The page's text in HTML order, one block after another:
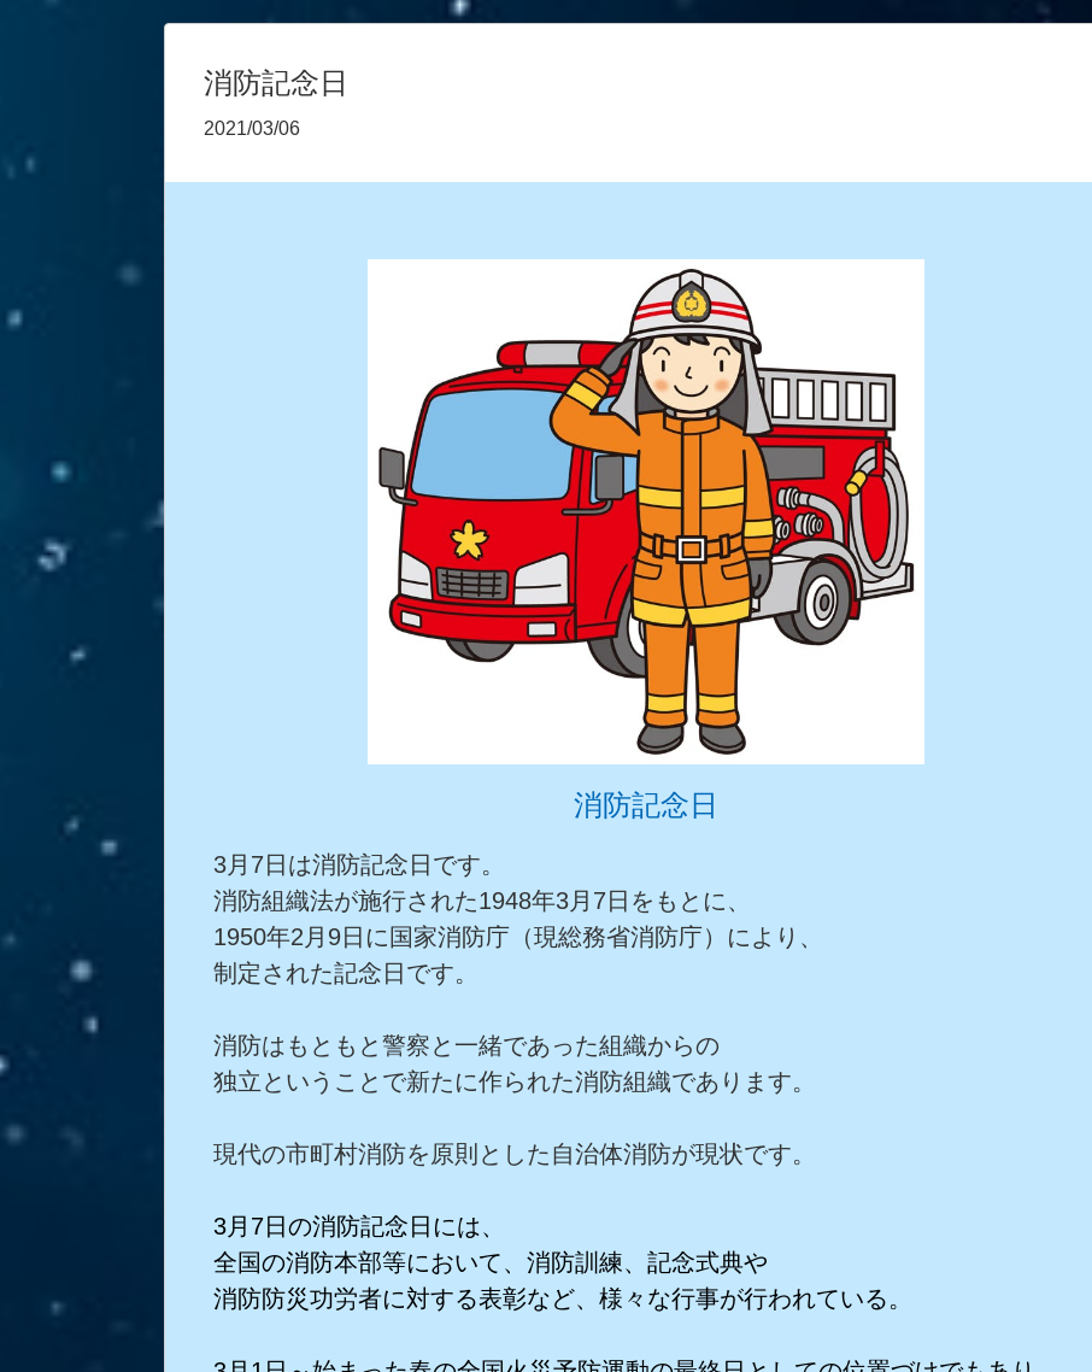
消防記念日
2021/03/06
消防記念日
3月7日は消防記念日です。
消防組織法が施行された1948年3月7日をもとに、
1950年2月9日に国家消防庁（現総務省消防庁）により、
制定された記念日です。
消防はもともと警察と一緒であった組織からの
独立ということで新たに作られた消防組織であります。
現代の市町村消防を原則とした自治体消防が現状です。
3月7日の消防記念日には、
全国の消防本部等において、消防訓練、記念式典や
消防防災功労者に対する表彰など、様々な行事が行われている。